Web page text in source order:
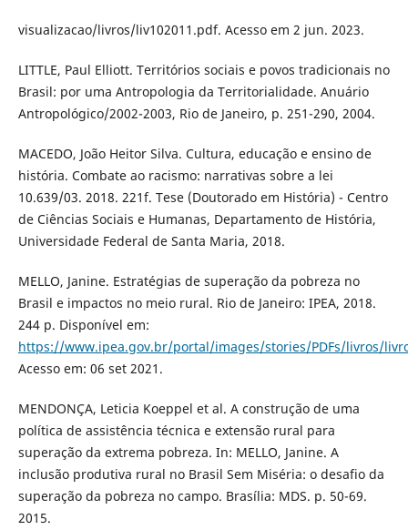
visualizacao/livros/liv102011.pdf. Acesso em 2 jun. 2023.
LITTLE, Paul Elliott. Territórios sociais e povos tradicionais no
Brasil: por uma Antropologia da Territorialidade. Anuário
Antropológico/2002-2003, Rio de Janeiro, p. 251-290, 2004.
MACEDO, João Heitor Silva. Cultura, educação e ensino de
história. Combate ao racismo: narrativas sobre a lei
10.639/03. 2018. 221f. Tese (Doutorado em História) - Centro
de Ciências Sociais e Humanas, Departamento de História,
Universidade Federal de Santa Maria, 2018.
MELLO, Janine. Estratégias de superação da pobreza no
Brasil e impactos no meio rural. Rio de Janeiro: IPEA, 2018.
244 p. Disponível em:
https://www.ipea.gov.br/portal/images/stories/PDFs/livros/
Acesso em: 06 set 2021.
MENDONÇA, Leticia Koeppel et al. A construção de uma
política de assistência técnica e extensão rural para
superação da extrema pobreza. In: MELLO, Janine. A
inclusão produtiva rural no Brasil Sem Miséria: o desafio da
superação da pobreza no campo. Brasília: MDS. p. 50-69.
2015.